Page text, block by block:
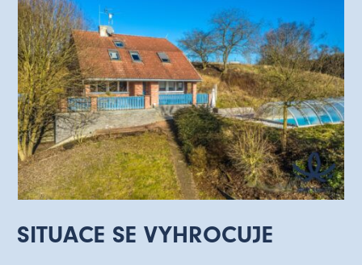
SITUACE SE VYHROCUJE